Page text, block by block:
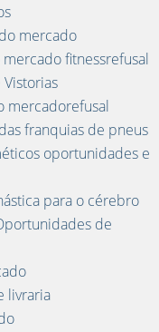
mercado
mercado fitnessrefusal
mercadorefusal
franquias de pneus
oportunidades e
para o cérebro
de
livraria